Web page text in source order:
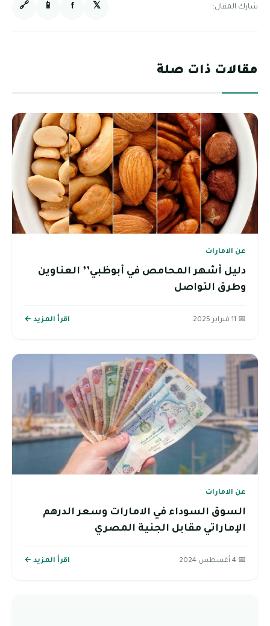
شارك المقال: 𝕏
f
📱
🔗
مقالات ذات صلة
عن الامارات
دليل أشهر المحامص في أبوظبي’’ العناوين
وطرق التواصل
📅 11 فبراير 2025 اقرأ المزيد ←
عن الامارات
السوق السوداء في الامارات وسعر الدرهم
الإماراتي مقابل الجنية المصري
📅 4 أغسطس 2024 اقرأ المزيد ←